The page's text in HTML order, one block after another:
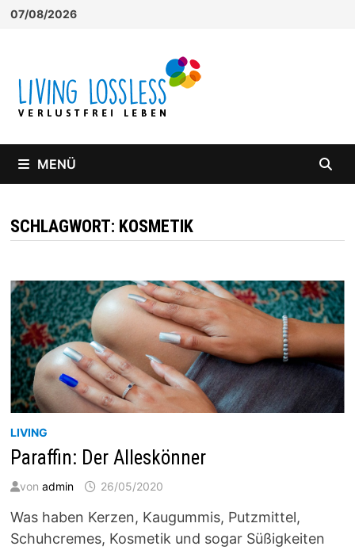
Zum
07/08/2026
MENÜ
SCHLAGWORT: KOSMETIK
LIVING
Paraffin: Der Alleskönner
von admin 26/05/2020
Was haben Kerzen, Kaugummis, Putzmittel,
Schuhcremes, Kosmetik und sogar Süßigkeiten